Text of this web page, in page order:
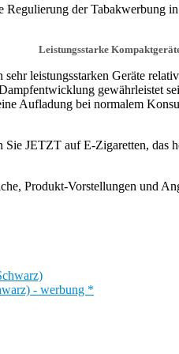
der Tabakwerbung
Leistungsstarke
leistungsstarken Geräte
gewährleistet
Aufladung bei normalem
JETZT auf E-Zigaretten,
Produkt-Vorstellungen und
- werbung *